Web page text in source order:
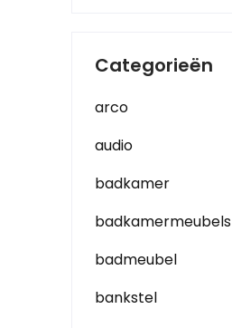
Categorieën
arco
audio
badkamer
badkamermeubels
badmeubel
bankstel